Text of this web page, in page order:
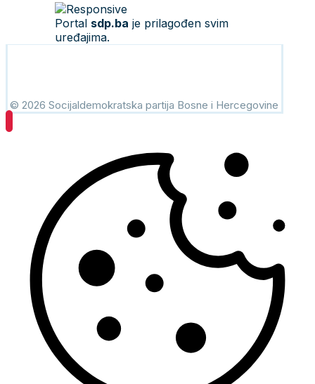
Portal sdp.ba je prilagođen svim
uređajima.
© 2026 Socijaldemokratska partija Bosne i Hercegovine